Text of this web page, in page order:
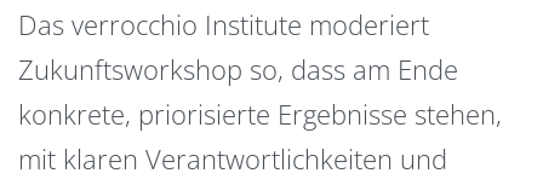
Das verrocchio Institute moderiert
Zukunftsworkshop so, dass am Ende
konkrete, priorisierte Ergebnisse stehen,
mit klaren Verantwortlichkeiten und